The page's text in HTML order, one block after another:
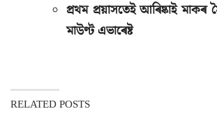
প্ৰথম প্ৰয়াসতেই আৰিষ্কাই
মাউণ্ট এভাৰেষ্ট
RELATED POSTS